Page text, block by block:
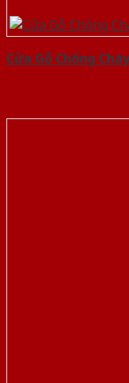
Cửa Gỗ Chống